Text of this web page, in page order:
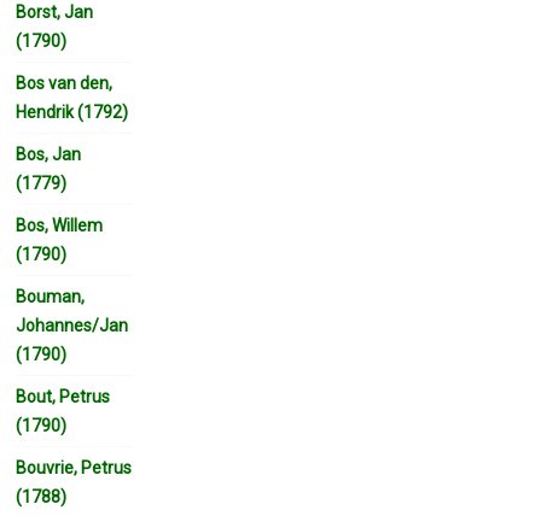
Borst, Jan
(1790)
Bos van den,
Hendrik (1792)
Bos, Jan
(1779)
Bos, Willem
(1790)
Bouman,
Johannes/Jan
(1790)
Bout, Petrus
(1790)
Bouvrie, Petrus
(1788)